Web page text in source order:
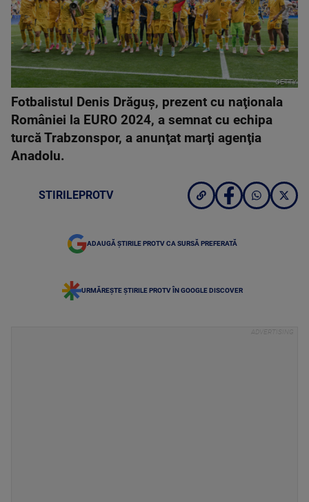
GETTY
Fotbalistul Denis Drăguş, prezent cu naţionala
României la EURO 2024, a semnat cu echipa
turcă Trabzonspor, a anunţat marţi agenţia
Anadolu.
STIRILEPROTV
ADAUGĂ ȘTIRILE PROTV CA SURSĂ PREFERATĂ
URMĂREȘTE ȘTIRILE PROTV ÎN GOOGLE DISCOVER